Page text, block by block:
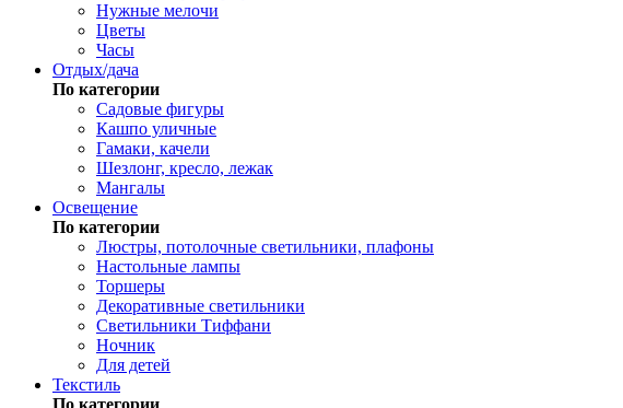
Нужные мелочи
Цветы
Часы
Отдых/дача
По категории
Садовые фигуры
Кашпо уличные
Гамаки, качели
Шезлонг, кресло, лежак
Мангалы
Освещение
По категории
Люстры, потолочные светильники, плафоны
Настольные лампы
Торшеры
Декоративные светильники
Светильники Тиффани
Ночник
Для детей
Текстиль
По категории